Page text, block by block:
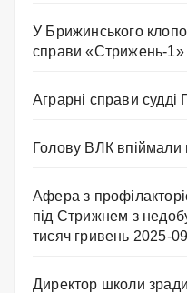
У Брижинського
справи «Стрижень-1»
Аграрні справи судді
Голову ВЛК впіймали
Афера з
під Стрижнем з
тисяч гривень 2025-
Директор школи